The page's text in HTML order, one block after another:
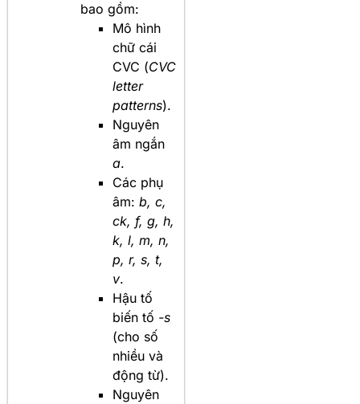
bao gồm:
Mô hình
chữ cái
CVC (CVC
letter
patterns).
Nguyên
âm ngắn
a.
Các phụ
âm: b, c,
ck, f, g, h,
k, l, m, n,
p, r, s, t,
v.
Hậu tố
biến tố -s
(cho số
nhiều và
động từ).
Nguyên